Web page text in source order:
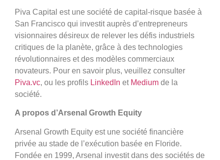
Piva Capital est une société de capital-risque basée à
San Francisco qui investit auprès d’entrepreneurs
visionnaires désireux de relever les défis industriels
critiques de la planète, grâce à des technologies
révolutionnaires et des modèles commerciaux
novateurs. Pour en savoir plus, veuillez consulter
Piva.vc, ou les profils LinkedIn et Medium de la
société.
A propos d’Arsenal Growth Equity
Arsenal Growth Equity est une société financière
privée au stade de l’exécution basée en Floride.
Fondée en 1999, Arsenal investit dans des sociétés de